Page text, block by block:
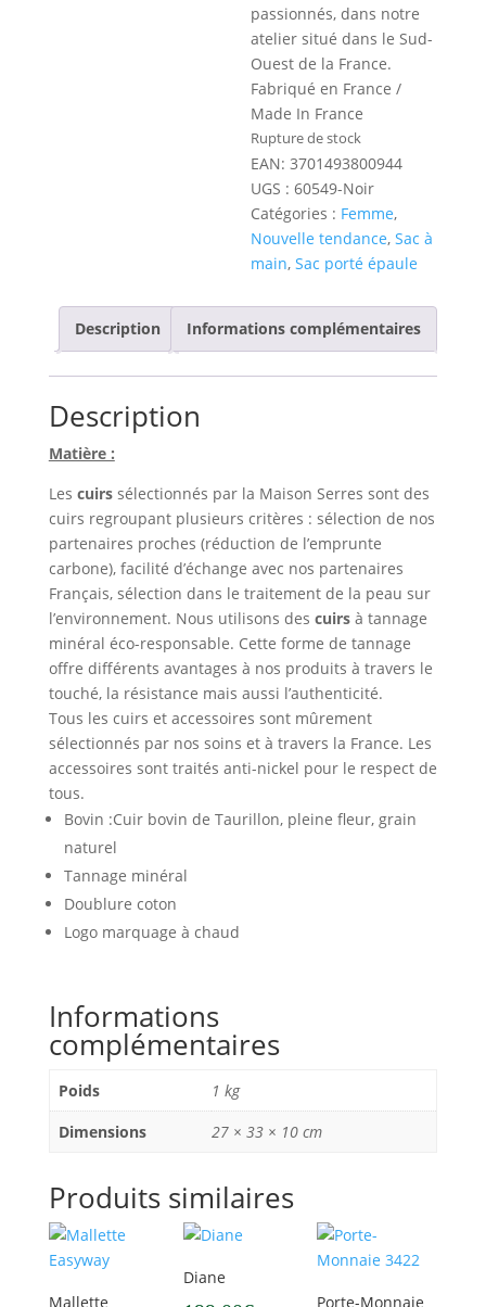
passionnés, dans notre
atelier situé dans le Sud-
Ouest de la France.
Fabriqué en France /
Made In France
Rupture de stock
EAN:3701493800944
UGS :60549-Noir
Catégories : Femme,
Nouvelle tendance,Sac à
main,Sac porté épaule
Description Informations complémentaires
Description
Matière :
Les cuirssélectionnés par la Maison Serres sont des
cuirs regroupant plusieurs critères : sélection de nos
partenaires proches (réduction de l’emprunte
carbone), facilité d’échange avec nos partenaires
Français, sélection dans le traitement de la peau sur
l’environnement. Nous utilisons des cuirs à tannage
minéral éco-responsable. Cette forme de tannage
offre différents avantages à nos produits à travers le
touché, la résistance mais aussi l’authenticité.
Tous les cuirs et accessoires sont mûrement
sélectionnés par nos soins et à travers la France. Les
accessoires sont traités anti-nickel pour le respect de
tous.
Bovin :Cuir bovin de Taurillon, pleine fleur, grain
naturel
Tannage minéral
Doublure coton
Logo marquage à chaud
Informations
complémentaires
Poids
1 kg
Dimensions
27 × 33 × 10 cm
Produits similaires
Mallette
Diane
Porte-Monnaie